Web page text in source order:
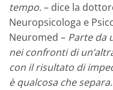
tempo. – dice la
Neuropsicologa e
Neuromed – Parte da
nei confronti di
con il risultato di
è qualcosa che